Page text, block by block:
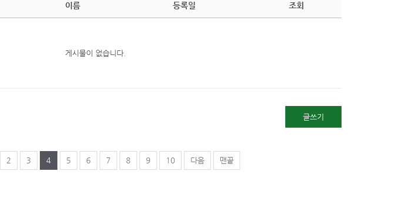
이름 등록일 조회
게시물이 없습니다.
글쓰기
2 3 4 5 6 7 8 9 10 다음 맨끝